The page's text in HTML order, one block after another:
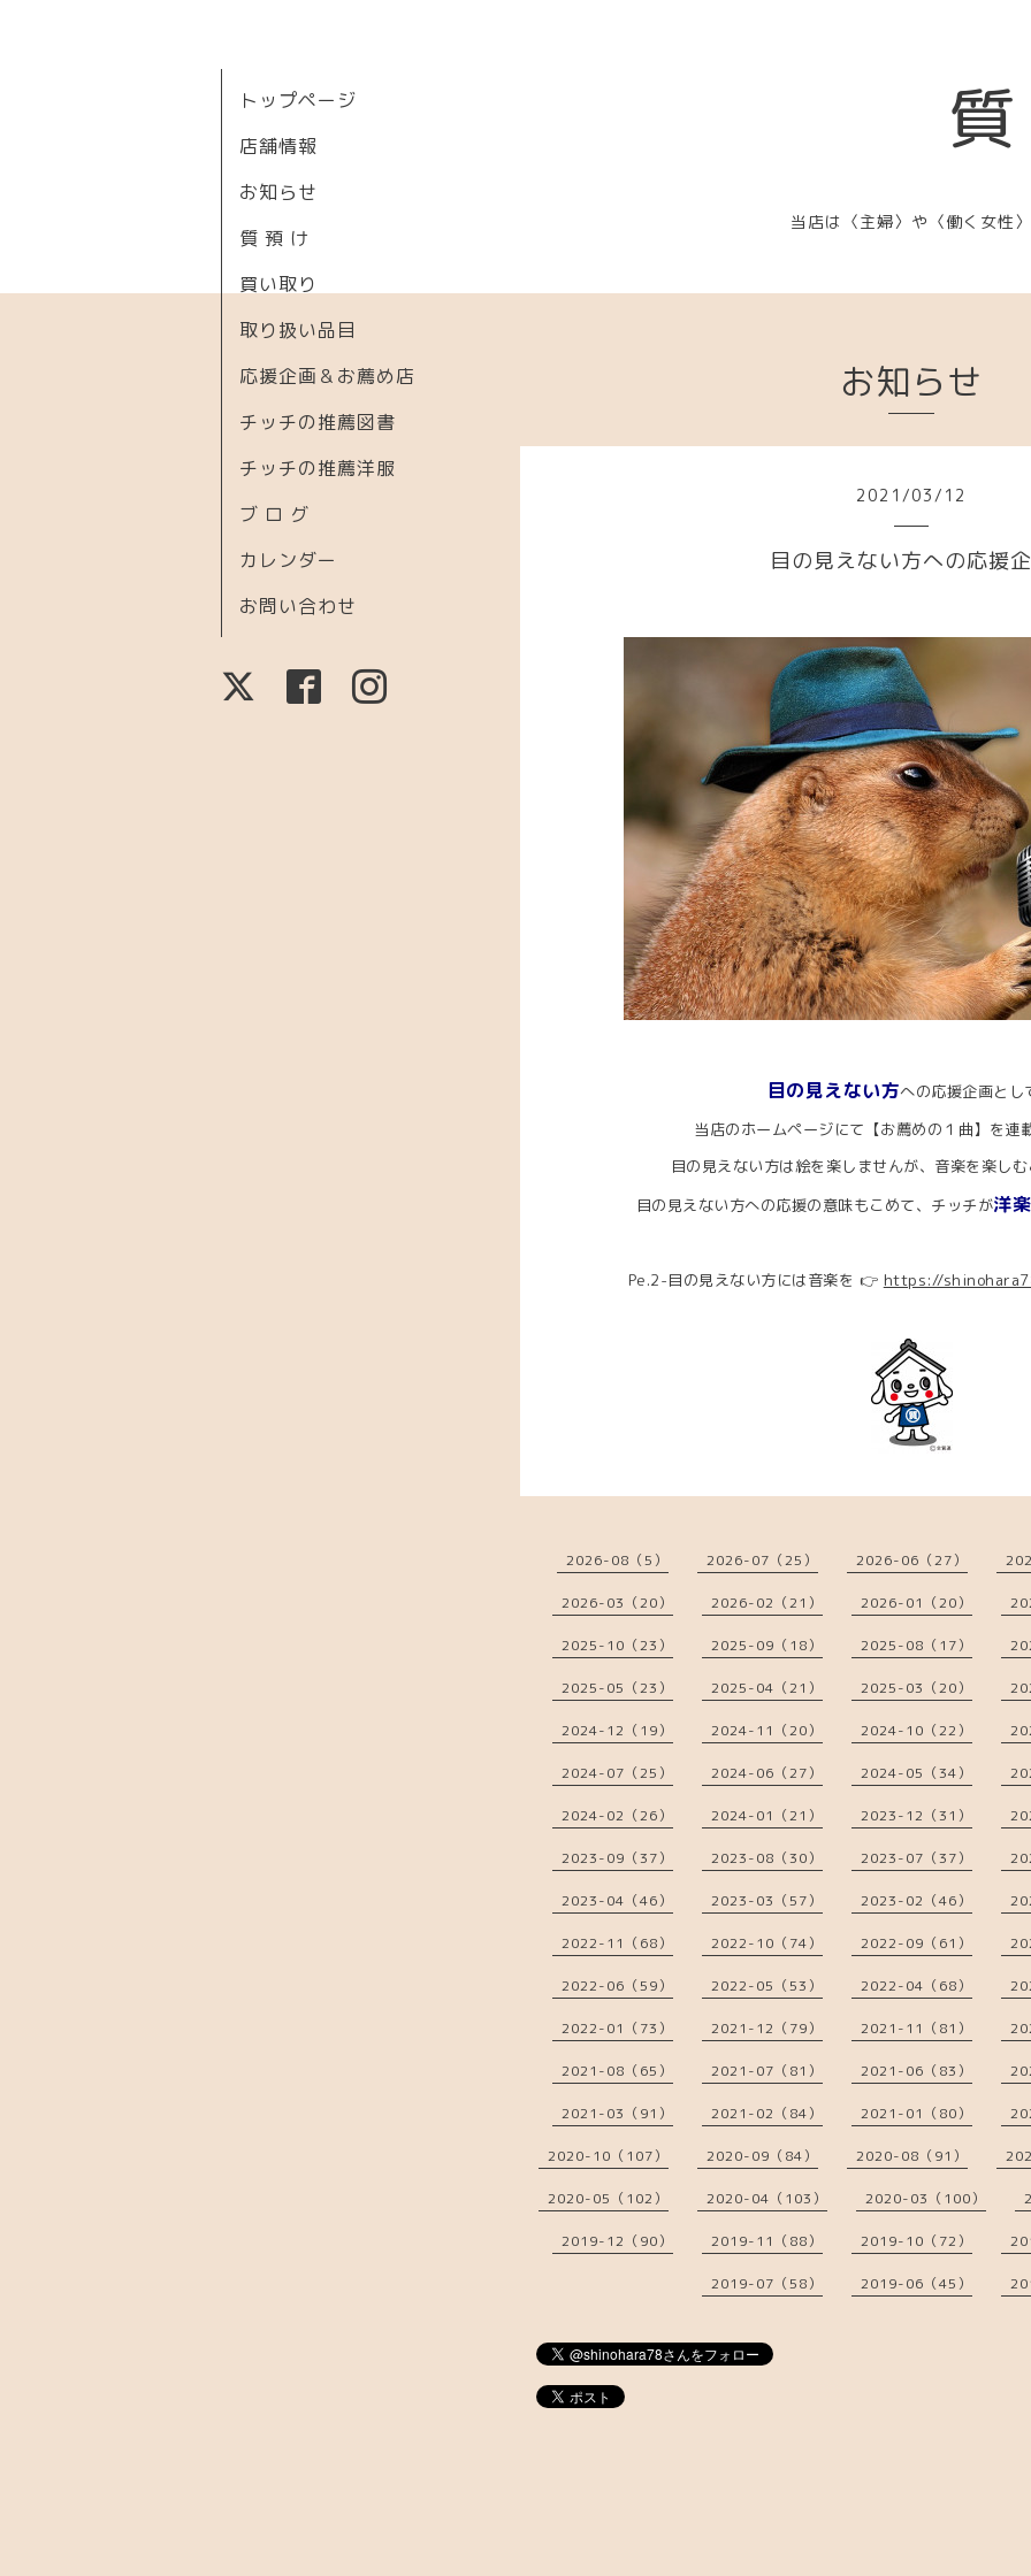
当店は〈主婦〉や〈働く女性
トップページ
店舗情報
お知らせ
質 預 け
買い取り
取り扱い品目
応援企画＆お薦め店
チッチの推薦図書
チッチの推薦洋服
ブ ロ グ
カレンダー
お問い合わせ
お知らせ
2021 /03/ 12
目の見えない方への応援
目の見えない方への応援企画とし
当店のホームページにて【お薦めの１曲】を連
目の見えない方は絵を楽しませんが、音楽を楽し
目の見えない方への応援の意味もこめて、チッチが洋楽
Pe.2-目の見えない方には音楽を 👉 https://
2026-08（5） 2026-07（25） 2026-06（27）
2026-03（20） 2026-02（21） 2026-01（20）
2025-10（23） 2025-09（18） 2025-08（17）
2025-05（23） 2025-04（21） 2025-03（20）
2024-12（19） 2024-11（20） 2024-10（22）
2024-07（25） 2024-06（27） 2024-05（34）
2024-02（26） 2024-01（21） 2023-12（31）
2023-09（37） 2023-08（30） 2023-07（37）
2023-04（46） 2023-03（57） 2023-02（46）
2022-11（68） 2022-10（74） 2022-09（61）
2022-06（59） 2022-05（53） 2022-04（68）
2022-01（73） 2021-12（79） 2021-11（81）
2021-08（65） 2021-07（81） 2021-06（83）
2021-03（91） 2021-02（84） 2021-01（80）
2020-10（107） 2020-09（84） 2020-08（91）
2020-05（102） 2020-04（103） 2020-03（100）
2019-12（90） 2019-11（88） 2019-10（72）
2019-07（58） 2019-06（45）